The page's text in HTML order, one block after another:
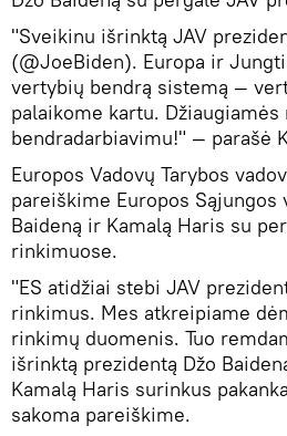
"Sveikinu išrinktą JAV
(@JoeBiden). Europa ir
vertybių bendrą sistemą —
palaikome kartu.
bendradarbiavimu!" ​— parašė
Europos Vadovų Tarybos
pareiškime Europos Sąjungos
Baideną ir Kamalą Haris su
rinkimuose.
"ES atidžiai stebi JAV
rinkimus. Mes atkreipiame
rinkimų duomenis. Tuo
išrinktą prezidentą Džo
Kamalą Haris surinkus
sakoma pareiškime.